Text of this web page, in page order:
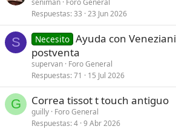
Respuestas 33 23 Jun 2026
S Necesito Ayuda con
postventa
supervan Foro General
Respuestas 71 15 Jul 2026
G Correa tissot t touch antiguo
guilly Foro General
Respuestas 4 9 Abr 2026